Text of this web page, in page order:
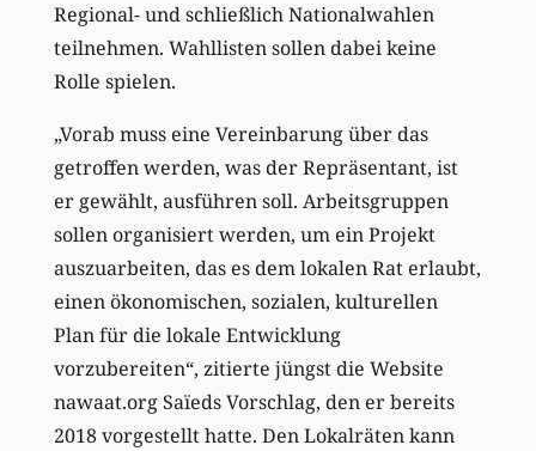
Regional- und schließlich Nationalwahlen
teilnehmen. Wahllisten sollen dabei keine
Rolle spielen.
„Vorab muss eine Vereinbarung über das
getroffen werden, was der Repräsentant, ist
er gewählt, ausführen soll. Arbeitsgruppen
sollen organisiert werden, um ein Projekt
auszuarbeiten, das es dem lokalen Rat erlaubt,
einen ökonomischen, sozialen, kulturellen
Plan für die lokale Entwicklung
vorzubereiten“, zitierte jüngst die Website
nawaat.org Saïeds Vorschlag, den er bereits
2018 vorgestellt hatte. Den Lokalräten kann